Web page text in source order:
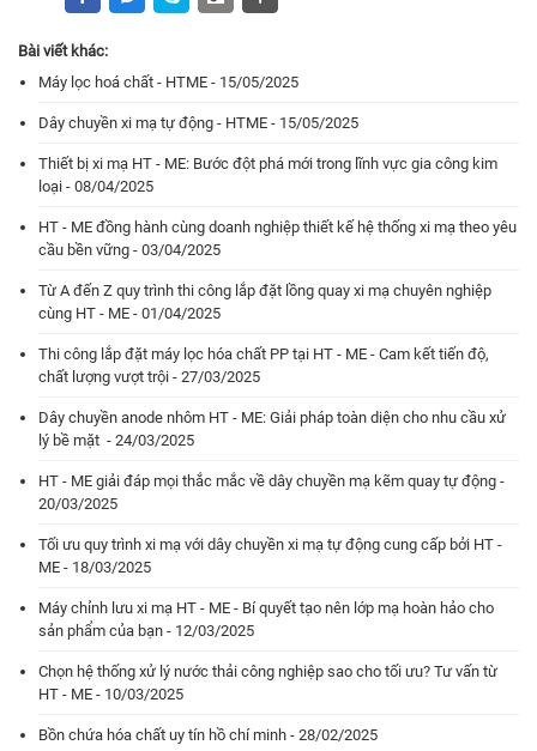
Bài viết khác:
Máy lọc hoá chất - HTME - 15/05/2025
Dây chuyền xi mạ tự động - HTME - 15/05/2025
Thiết bị xi mạ HT - ME: Bước đột phá mới trong lĩnh vực gia công kim
loại - 08/04/2025
HT - ME đồng hành cùng doanh nghiệp thiết kế hệ thống xi mạ theo yêu
cầu bền vững - 03/04/2025
Từ A đến Z quy trình thi công lắp đặt lồng quay xi mạ chuyên nghiệp
cùng HT - ME - 01/04/2025
Thi công lắp đặt máy lọc hóa chất PP tại HT - ME - Cam kết tiến độ,
chất lượng vượt trội - 27/03/2025
Dây chuyền anode nhôm HT - ME: Giải pháp toàn diện cho nhu cầu xử
lý bề mặt - 24/03/2025
HT - ME giải đáp mọi thắc mắc về dây chuyền mạ kẽm quay tự động -
20/03/2025
Tối ưu quy trình xi mạ với dây chuyền xi mạ tự động cung cấp bởi HT -
ME - 18/03/2025
Máy chỉnh lưu xi mạ HT - ME - Bí quyết tạo nên lớp mạ hoàn hảo cho
sản phẩm của bạn - 12/03/2025
Chọn hệ thống xử lý nước thải công nghiệp sao cho tối ưu? Tư vấn từ
HT - ME - 10/03/2025
Bồn chứa hóa chất uy tín hồ chí minh - 28/02/2025